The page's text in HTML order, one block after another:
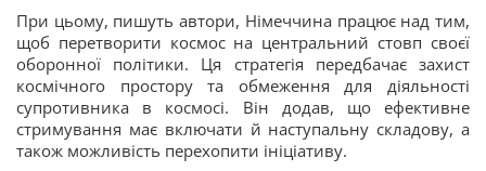
При цьому, пишуть автори, Німеччина працює над тим,
щоб перетворити космос на центральний стовп своєї
оборонної політики. Ця стратегія передбачає захист
космічного простору та обмеження для діяльності
супротивника в космосі. Він додав, що ефективне
стримування має включати й наступальну складову, а
також можливість перехопити ініціативу.